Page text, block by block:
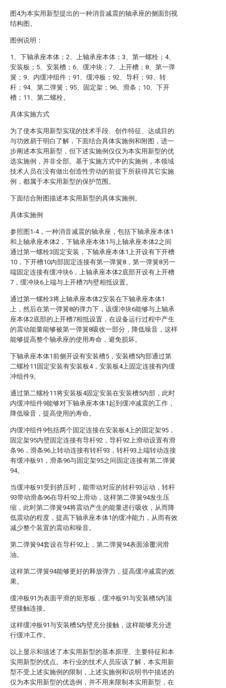
图4为本实用新型提出的一种消音减震的轴承座的侧面剖视
结构图。
图例说明：
1、下轴承座本体；2、上轴承座本体；3、第一螺栓；4、
安装板；5、安装槽；6、缓冲块；7、上开槽；8、第一弹
簧；9、内缓冲组件；91、缓冲板；92、导杆；93、转
杆；94、第二弹簧；95、固定架；96、滑条；10、下开
槽；11、第二螺栓。
具体实施方式
为了使本实用新型实现的技术手段、创作特征、达成目的
与功效易于明白了解，下面结合具体实施例和附图，进一
步阐述本实用新型，但下述实施例仅仅为本实用新型的优
选实施例，并非全部。基于实施方式中的实施例，本领域
技术人员在没有做出创造性劳动的前提下所获得其它实施
例，都属于本实用新型的保护范围。
下面结合附图描述本实用新型的具体实施例。
具体实施例
参照图1-4，一种消音减震的轴承座，包括下轴承座本体1
和上轴承座本体2，下轴承座本体1与上轴承座本体2之间
通过第一螺栓3固定安装，下轴承座本体1上开设有下开槽
10，下开槽10内部固定连接有第一弹簧8，第一弹簧8另一
端固定连接有缓冲块6，上轴承座本体2底部开设有上开槽
7，缓冲块6上端与上开槽7内壁相抵设置。
通过第一螺栓3将上轴承座本体2安装在下轴承座本体1
上，然后在第一弹簧8的弹力下，该缓冲块6能够与上轴承
座本体2底部的上开槽7相抵设置，在设备运行过程中产生
的震动能量能够被第一弹簧8吸收一部分，降低噪音，这样
能够提高整个轴承座的使用寿命，避免损坏。
下轴承座本体1前侧开设有安装槽5，安装槽5内部通过第
二螺栓11固定安装有安装板4，安装板4上固定连接有内缓
冲组件9。
通过第二螺栓11将安装板4固定安装在安装槽5内部，此时
内缓冲组件9能够对下轴承座本体1起到缓冲减震的工作，
降低噪音，提高使用的寿命。
内缓冲组件9包括两个固定连接在安装板4上的固定架95，
固定架95内壁固定连接有导杆92，导杆92上滑动设置有滑
条96，滑条96上转动连接有转杆93，转杆93上端转动连接
有缓冲板91，滑条96与固定架95之间固定连接有第二弹簧
94。
当缓冲板91受到挤压时，能带动对应的转杆93运动，转杆
93带动滑条96在导杆92上滑动，这样第二弹簧94发生压
缩，此时第二弹簧94将震动产生的能量进行吸收，从而降
低震动的程度，提高下轴承座本体1的缓冲能力，从而有效
减少整个装置的震动和噪音。
第二弹簧94套设在导杆92上，第二弹簧94表面涂覆润滑
油。
这样第二弹簧94能够更好的释放弹力，提高缓冲减震的效
果。
缓冲板91为表面平滑的矩形板，缓冲板91与安装槽5内顶
壁接触连接。
这样缓冲板91与安装槽5内壁充分接触，这样能够充分进
行缓冲工作。
以上显示和描述了本实用新型的基本原理、主要特征和本
实用新型的优点。本行业的技术人员应该了解，本实用新
型不受上述实施例的限制，上述实施例和说明书中描述的
仅为本实用新型的优选例，并不用来限制本实用新型，在